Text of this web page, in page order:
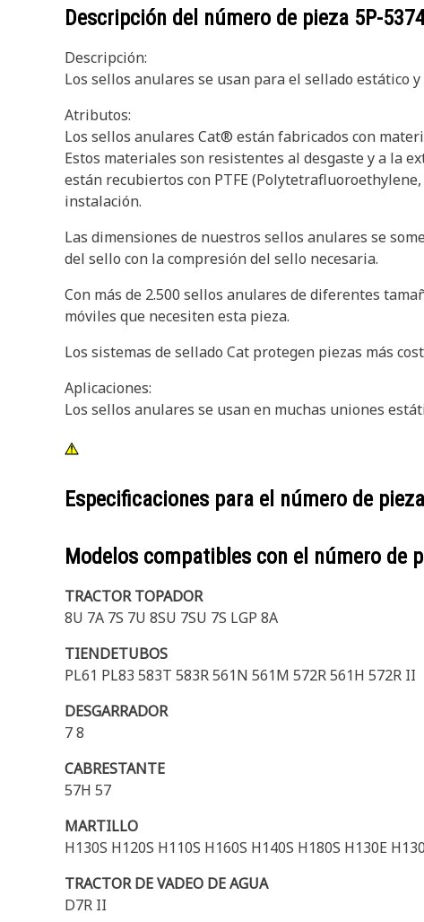
Descripción del número de pieza 5P-
Descripción:
Los sellos anulares se usan para el sellado estático
Atributos:
Los sellos anulares Cat® están fabricados con
Estos materiales son resistentes al desgaste y a la
están recubiertos con PTFE
instalación.
Las dimensiones de nuestros sellos anulares se
del sello con la compresión del sello necesaria.
Con más de 2.500 sellos anulares de diferentes
móviles que necesiten esta pieza.
Los sistemas de sellado Cat protegen piezas más
Aplicaciones:
Los sellos anulares se usan en muchas uniones
Especificaciones para el número de pieza
Modelos compatibles con el número de
TRACTOR TOPADOR
8U 7A 7S 7U 8SU 7SU 7S LGP 8A
TIENDETUBOS
PL61 PL83 583T 583R 561N 561M 572R 561H 572R II
DESGARRADOR
7 8
CABRESTANTE
57H 57
MARTILLO
H130S H120S H110S H160S H140S H180S H130E
TRACTOR DE VADEO DE AGUA
D7R II